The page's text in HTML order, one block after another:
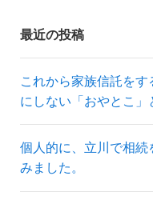
最近の投稿
これから家族信託を
にしない「おやとこ」
個人的に、立川で相
みました。